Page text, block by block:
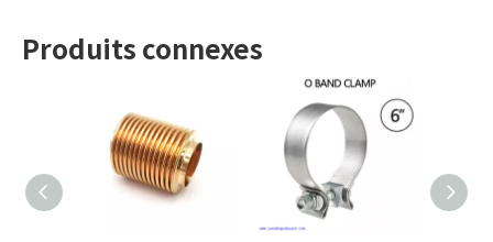
Produits connexes